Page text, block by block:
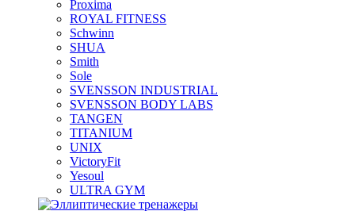
Proxima
ROYAL FITNESS
Schwinn
SHUA
Smith
Sole
SVENSSON INDUSTRIAL
SVENSSON BODY LABS
TANGEN
TITANIUM
UNIX
VictoryFit
Yesoul
ULTRA GYM